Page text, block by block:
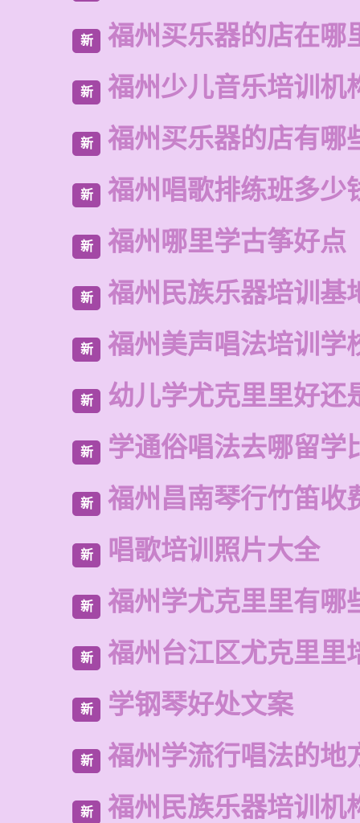
新 福州买乐器的店在哪
新 福州少儿音乐培训机
新 福州买乐器的店有哪
新 福州唱歌排练班多少
新 福州哪里学古筝好点
新 福州民族乐器培训基
新 福州美声唱法培训学
新 幼儿学尤克里里好还
新 学通俗唱法去哪留学
新 福州昌南琴行竹笛收
新 唱歌培训照片大全
新 福州学尤克里里有哪
新 福州台江区尤克里里
新 学钢琴好处文案
新 福州学流行唱法的地
新 福州民族乐器培训机